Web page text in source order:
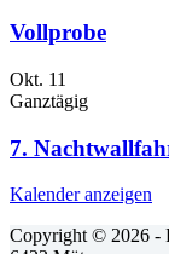
Vollprobe
Okt. 11
Ganztägig
7.
Kalender anzeigen
Copyright © 2026 -